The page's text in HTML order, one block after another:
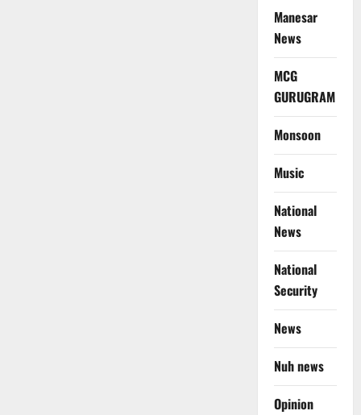
Manesar
News
MCG
GURUGRAM
Monsoon
Music
National
News
National
Security
News
Nuh news
Opinion